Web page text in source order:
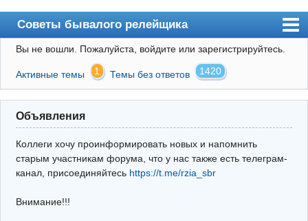
Советы бывалого релейщика
Форум
Правила
Поиск
Регистрация
Архив
Почта
Вы не вошли. Пожалуйста, войдите или зарегистрируйтесь.
Активные темы 1 Темы без ответов 1420
Объявления
Коллеги хочу проинформировать новых и напомнить
старым участникам форума, что у нас также есть телеграм-
канал, присоединяйтесь https://t.me/rzia_sbr
Внимание!!!